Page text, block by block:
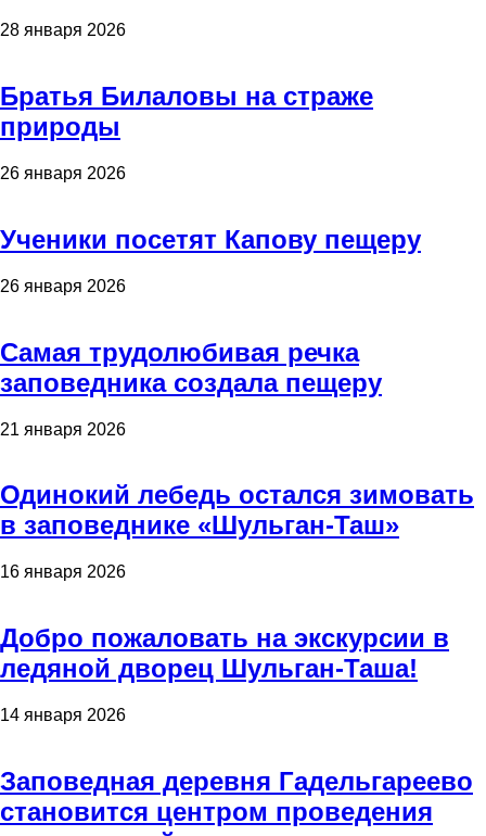
28 января 2026
Братья Билаловы на страже
природы
26 января 2026
Ученики посетят Капову пещеру
26 января 2026
Самая трудолюбивая речка
заповедника создала пещеру
21 января 2026
Одинокий лебедь остался зимовать
в заповеднике «Шульган-Таш»
16 января 2026
Добро пожаловать на экскурсии в
ледяной дворец Шульган-Таша!
14 января 2026
Заповедная деревня Гадельгареево
становится центром проведения